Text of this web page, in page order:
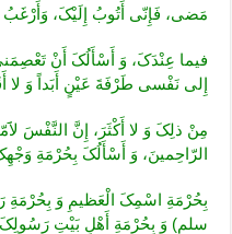
مَضى، فَإِنّى أَتُوبُ إِلَیْکَ، وَأَرْغَبُ
فیما عِنْدَکَ، وَ أَسْأَلُکَ أَنْ
إِلى نَفْسى طَرْفَةَ عَیْنٍ أَبَداً وَ لا
مِنْ ذلِکَ وَ لا أَکْثَرَ، إِنَّ النَّفْسَ
الرّاحِمینَ، وَ أَسْأَلُکَ بِحُرْمَةِ
بِحُرْمَةِ اسْمِکَ الْعَظیمِ وَ بِحُرْمَةِ
سلم) وَ بِحُرْمَةِ أَهْلِ بَیْتِ رَسُولِکَ